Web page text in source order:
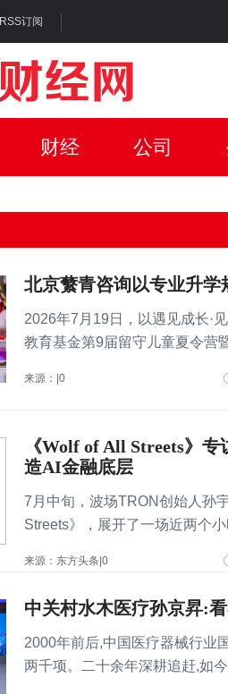
RSS订阅
财经 公司
北京蘩青咨询以专业升
2026年7月19日，以遇见成长·
教育基金第9届留守儿童夏令营
来源：|0
《Wolf of All Streets》
造AI金融底层
7月中旬，波场TRON创始人孙
Streets》，展开了一场近两个
来源：东方头条|0
中关村水木医疗孙京昇:
2000年前后,中国医疗器械行业
两千项。二十余年深耕追赶,如